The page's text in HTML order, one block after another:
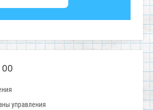
ОО
управления